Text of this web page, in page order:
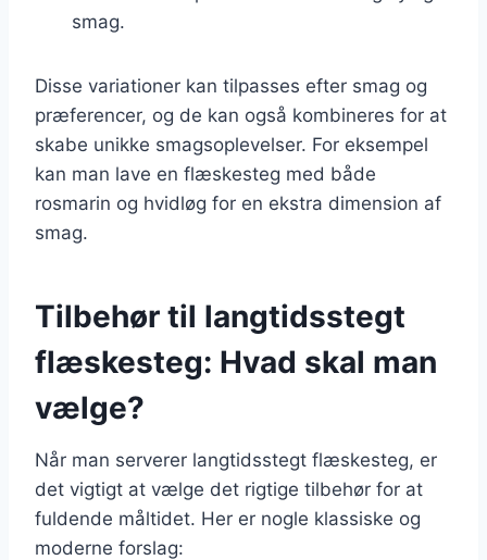
smag.
Disse variationer kan tilpasses efter smag og
præferencer, og de kan også kombineres for at
skabe unikke smagsoplevelser. For eksempel
kan man lave en flæskesteg med både
rosmarin og hvidløg for en ekstra dimension af
smag.
Tilbehør til langtidsstegt
flæskesteg: Hvad skal man
vælge?
Når man serverer langtidsstegt flæskesteg, er
det vigtigt at vælge det rigtige tilbehør for at
fuldende måltidet. Her er nogle klassiske og
moderne forslag: